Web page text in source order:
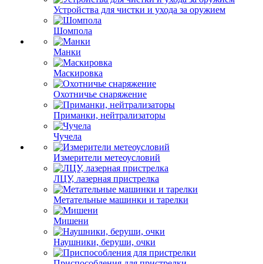
Устройства для чистки и ухода за оружием
Шомпола
Манки
Маскировка
Охотничье снаряжение
Приманки, нейтрализаторы
Чучела
Измерители метеоусловий
ЛЦУ, лазерная пристрелка
Метательные машинки и тарелки
Мишени
Наушники, беруши, очки